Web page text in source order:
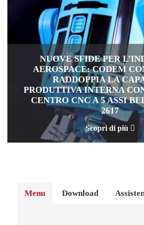
NUOVE SFIDE PER
AEROSPACE: CODEM
RADDOPPIA LA
PRODUTTIVA INTERNA
CENTRO CNC A 5 ASSI
2617
Scopri di più
Menu Download